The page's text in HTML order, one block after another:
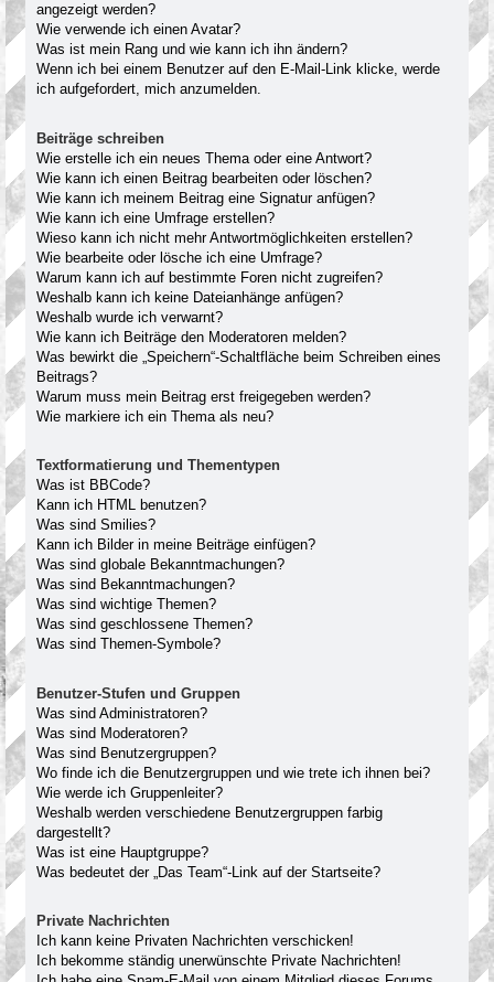
angezeigt werden?
Wie verwende ich einen Avatar?
Was ist mein Rang und wie kann ich ihn ändern?
Wenn ich bei einem Benutzer auf den E-Mail-Link klicke, werde
ich aufgefordert, mich anzumelden.
Beiträge schreiben
Wie erstelle ich ein neues Thema oder eine Antwort?
Wie kann ich einen Beitrag bearbeiten oder löschen?
Wie kann ich meinem Beitrag eine Signatur anfügen?
Wie kann ich eine Umfrage erstellen?
Wieso kann ich nicht mehr Antwortmöglichkeiten erstellen?
Wie bearbeite oder lösche ich eine Umfrage?
Warum kann ich auf bestimmte Foren nicht zugreifen?
Weshalb kann ich keine Dateianhänge anfügen?
Weshalb wurde ich verwarnt?
Wie kann ich Beiträge den Moderatoren melden?
Was bewirkt die „Speichern“-Schaltfläche beim Schreiben eines
Beitrags?
Warum muss mein Beitrag erst freigegeben werden?
Wie markiere ich ein Thema als neu?
Textformatierung und Thementypen
Was ist BBCode?
Kann ich HTML benutzen?
Was sind Smilies?
Kann ich Bilder in meine Beiträge einfügen?
Was sind globale Bekanntmachungen?
Was sind Bekanntmachungen?
Was sind wichtige Themen?
Was sind geschlossene Themen?
Was sind Themen-Symbole?
Benutzer-Stufen und Gruppen
Was sind Administratoren?
Was sind Moderatoren?
Was sind Benutzergruppen?
Wo finde ich die Benutzergruppen und wie trete ich ihnen bei?
Wie werde ich Gruppenleiter?
Weshalb werden verschiedene Benutzergruppen farbig
dargestellt?
Was ist eine Hauptgruppe?
Was bedeutet der „Das Team“-Link auf der Startseite?
Private Nachrichten
Ich kann keine Privaten Nachrichten verschicken!
Ich bekomme ständig unerwünschte Private Nachrichten!